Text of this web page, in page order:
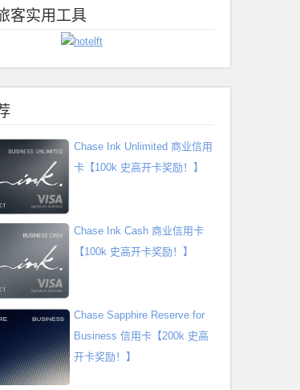
客实用工具
Chase Ink Unlimited 商业信用
卡【100k 史高开卡奖励！】
Chase Ink Cash 商业信用卡
【100k 史高开卡奖励！】
Chase Sapphire Reserve for
Business 信用卡【200k 史高
开卡奖励！】